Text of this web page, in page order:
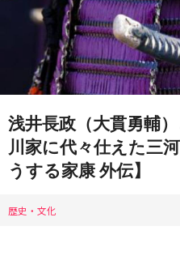
浅井長政（大貫勇輔
川家に代々仕えた三
うする家康 外伝】
歴史・文化